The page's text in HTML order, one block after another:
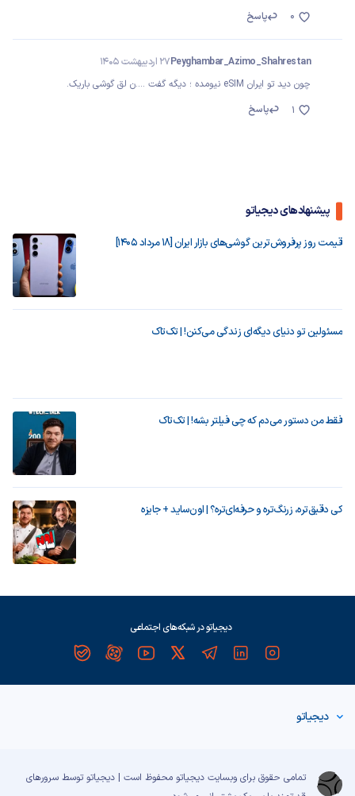
پاسخ
0
Peyghambar_Azimo_Shahrestan27 اردیبهشت 1405
چون دید تو ایران eSIM نیومده ؛ دیگه گفت ....ن لق گوشی باریک.
پاسخ
1
پیشنهادهای دیجیاتو
قیمت روز پرفروش‌ترین گوشی‌های بازار ایران [18 مرداد 1405]
مسئولین تو دنیای دیگه‌ای زندگی می‌کنن! | تک‌تاک
فقط من دستور می‌دم که چی فیلتر بشه! | تک‌تاک
کی دقیق‌تره، زرنگ‌تره و حرفه‌ای‌تره؟ | اون‌ساید + جایزه
دیجیاتو در شبکه‌های اجتماعی
دیجیاتو
تمامی حقوق برای وبسایت دیجیاتو محفوظ است | دیجیاتو توسط سرورهای